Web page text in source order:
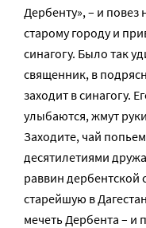
Дербенту», – и
старому городу и
синагогу. Было так
священник, в
заходит в синагогу.
улыбаются, жмут
Заходите, чай
десятилетиями
раввин дербентской
старейшую в
мечеть Дербента – и